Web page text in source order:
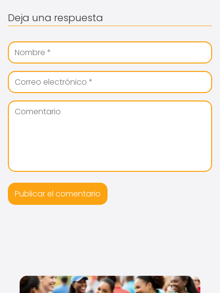
Deja una respuesta